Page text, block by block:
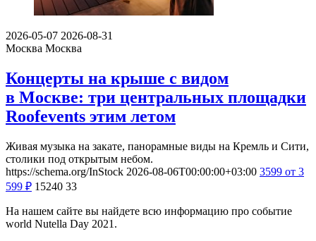
2026-05-07 2026-08-31
Москва Москва
Концерты на крыше с видом
в Москве: три центральных площадки
Roofevents этим летом
Живая музыка на закате, панорамные виды на Кремль и Сити,
столики под открытым небом.
https://schema.org/InStock 2026-08-06T00:00:00+03:00 3599 от 3
599 ₽ 15240 33
На нашем сайте вы найдете всю информацию про событие
world Nutella Day 2021.